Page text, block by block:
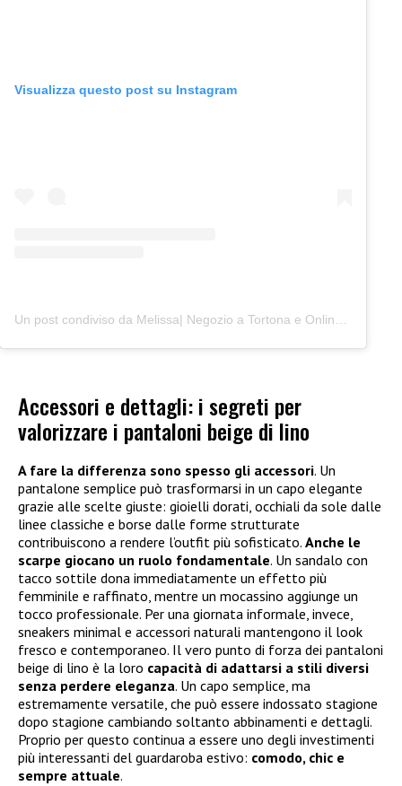
Visualizza questo post su Instagram
Accessori e dettagli: i segreti per
valorizzare i pantaloni beige di lino
A fare la differenza sono spesso gli accessori. Un
pantalone semplice può trasformarsi in un capo elegante
grazie alle scelte giuste: gioielli dorati, occhiali da sole dalle
linee classiche e borse dalle forme strutturate
contribuiscono a rendere l’outfit più sofisticato. Anche le
scarpe giocano un ruolo fondamentale. Un sandalo con
tacco sottile dona immediatamente un effetto più
femminile e raffinato, mentre un mocassino aggiunge un
tocco professionale. Per una giornata informale, invece,
sneakers minimal e accessori naturali mantengono il look
fresco e contemporaneo. Il vero punto di forza dei pantaloni
beige di lino è la loro capacità di adattarsi a stili diversi
senza perdere eleganza. Un capo semplice, ma
estremamente versatile, che può essere indossato stagione
dopo stagione cambiando soltanto abbinamenti e dettagli.
Proprio per questo continua a essere uno degli investimenti
più interessanti del guardaroba estivo: comodo, chic e
sempre attuale.